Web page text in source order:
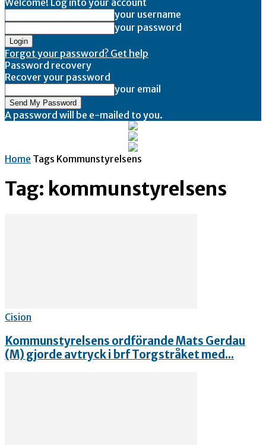
Welcome! Log into your account
your username
your password
Forgot your password? Get help
Password recovery
Recover your password
your email
A password will be e-mailed to you.
Home Tags Kommunstyrelsens
Tag: kommunstyrelsens
Cision
Kommunstyrelsens ordförande Mats Gerdau
(M) gjorde avtryck i brf Torgstråket med...